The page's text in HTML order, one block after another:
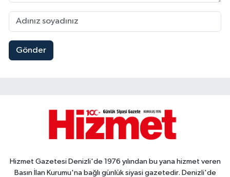
Gönder
Hizmet Gazetesi Denizli'de 1976 yılından bu yana hizmet veren
Basın İlan Kurumu'na bağlı günlük siyasi gazetedir. Denizli'de